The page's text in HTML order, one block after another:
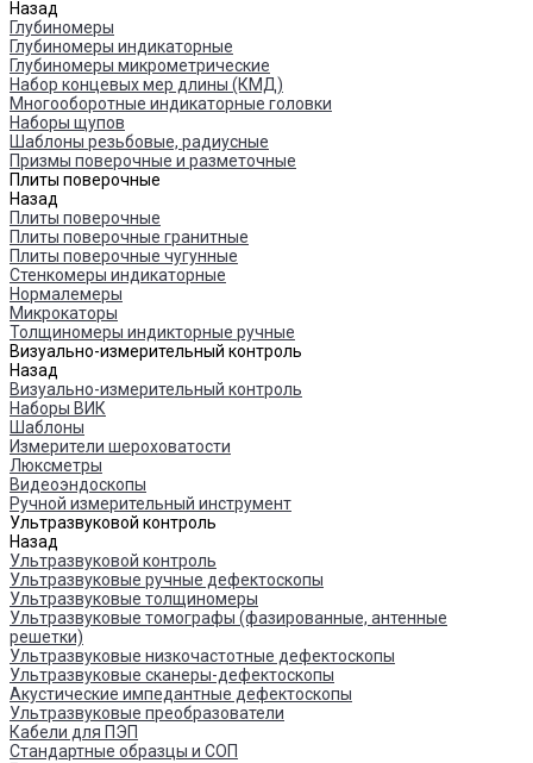
Назад
Глубиномеры
Глубиномеры индикаторные
Глубиномеры микрометрические
Набор концевых мер длины (КМД)
Многооборотные индикаторные головки
Наборы щупов
Шаблоны резьбовые, радиусные
Призмы поверочные и разметочные
Плиты поверочные
Назад
Плиты поверочные
Плиты поверочные гранитные
Плиты поверочные чугунные
Стенкомеры индикаторные
Нормалемеры
Микрокаторы
Толщиномеры индикторные ручные
Визуально-измерительный контроль
Назад
Визуально-измерительный контроль
Наборы ВИК
Шаблоны
Измерители шероховатости
Люксметры
Видеоэндоскопы
Ручной измерительный инструмент
Ультразвуковой контроль
Назад
Ультразвуковой контроль
Ультразвуковые ручные дефектоскопы
Ультразвуковые толщиномеры
Ультразвуковые томографы (фазированные, антенные
решетки)
Ультразвуковые низкочастотные дефектоскопы
Ультразвуковые сканеры-дефектоскопы
Акустические импедантные дефектоскопы
Ультразвуковые преобразователи
Кабели для ПЭП
Стандартные образцы и СОП